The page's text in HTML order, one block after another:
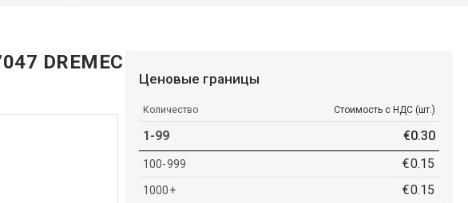
DREMEC
Ценовые границы
Количество Стоимость с НДС (шт.)
1-99 €0.30
100-999 €0.15
1000+ €0.15